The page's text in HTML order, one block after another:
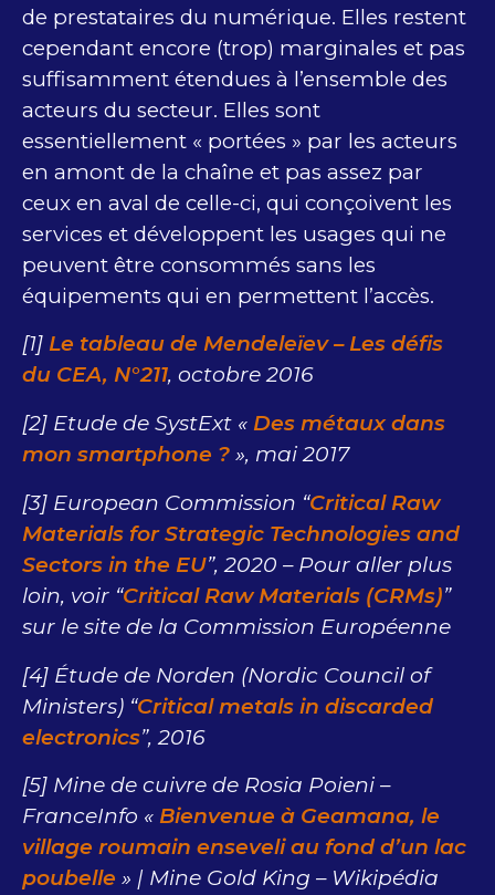
de prestataires du numérique. Elles restent
cependant encore (trop) marginales et pas
suffisamment étendues à l’ensemble des
acteurs du secteur. Elles sont
essentiellement « portées » par les acteurs
en amont de la chaîne et pas assez par
ceux en aval de celle-ci, qui conçoivent les
services et développent les usages qui ne
peuvent être consommés sans les
équipements qui en permettent l’accès.
[1] Le tableau de Mendeleïev – Les défis
du CEA, N°211, octobre 2016
[2] Etude de SystExt « Des métaux dans
mon smartphone ?», mai 2017
[3] European Commission “Critical Raw
Materials for Strategic Technologies and
Sectors in the EU”, 2020 – Pour aller plus
loin, voir “Critical Raw Materials (CRMs)”
sur le site de la Commission Européenne
[4] Étude de Norden (Nordic Council of
Ministers) “Critical metals in discarded
electronics”, 2016
[5] Mine de cuivre de Rosia Poieni –
FranceInfo « Bienvenue à Geamana, le
village roumain enseveli au fond d’un lac
poubelle » | Mine Gold King – Wikipédia